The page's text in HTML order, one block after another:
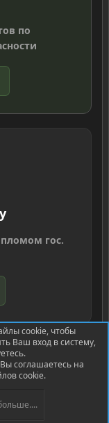
по
гос.
Ltd.
cookie, чтобы
Ваш вход в систему,
соглашаетесь на
cookie.